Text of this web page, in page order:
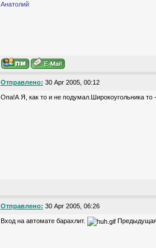
Анатолий
Отправлено: 30 Apr 2005, 00:12
Опа!А Я, как то и не подумал.Широкоугольника
Отправлено: 30 Apr 2005, 06:26
Вход на автомате барахлит.